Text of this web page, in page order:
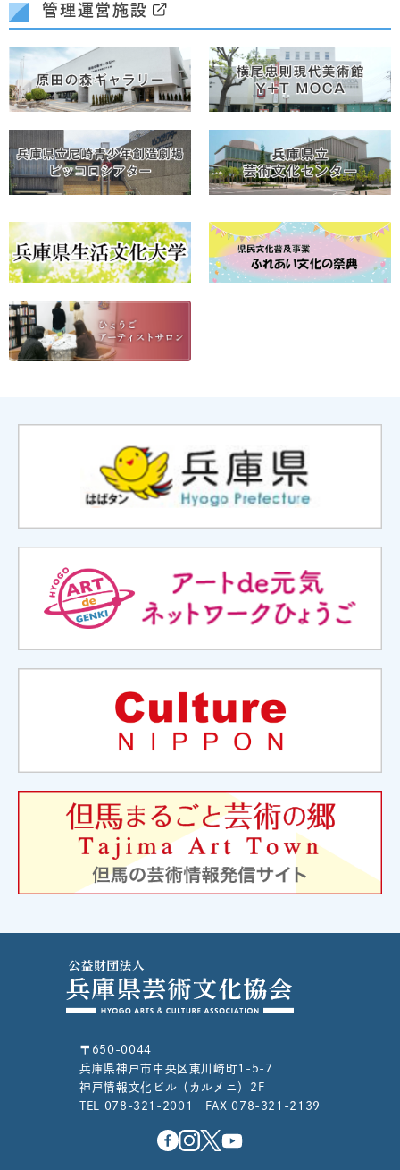
管理運営施設
〒650-0044
兵庫県神戸市中央区東川崎町1-5-7
神戸情報文化ビル（カルメニ）2F
TEL 078-321-2001 FAX 078-321-2139